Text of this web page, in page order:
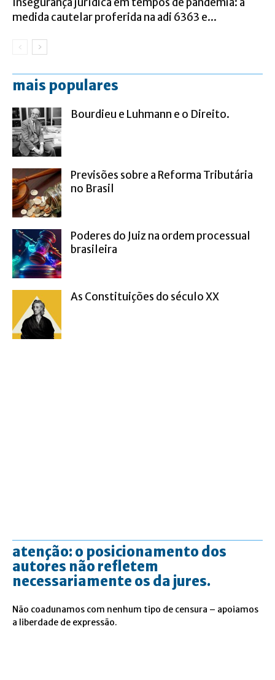
medida cautelar proferida na adi 6363 e...
mais populares
Bourdieu e Luhmann e o Direito.
Previsões sobre a Reforma Tributária
no Brasil
Poderes do Juiz na ordem processual
brasileira
As Constituições do século XX
atenção: o posicionamento dos
autores não refletem
necessariamente os da jures.
Não coadunamos com nenhum tipo de censura – apoiamos
a liberdade de expressão.